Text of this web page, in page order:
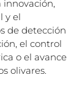
innovación,
y el
de detección
el control
o el avance
olivares.